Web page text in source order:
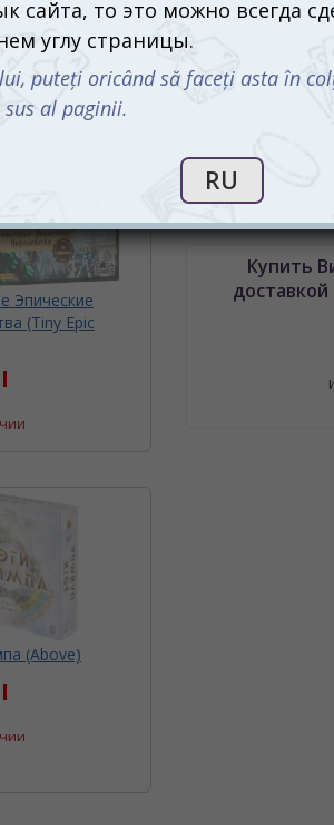
Эпические
(Tiny Epic
(Above)
32 жетона
2 кубика
Правила
Купить